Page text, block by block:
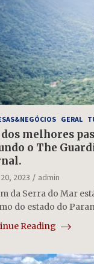
GERAL
melhores
o The
2023
admin
da Serra do Mar
do estado do
Reading